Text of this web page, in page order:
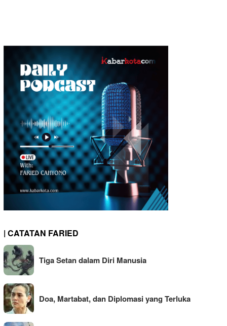
| CATATAN FARIED
Tiga Setan dalam Diri Manusia
Doa, Martabat, dan Diplomasi yang Terluka